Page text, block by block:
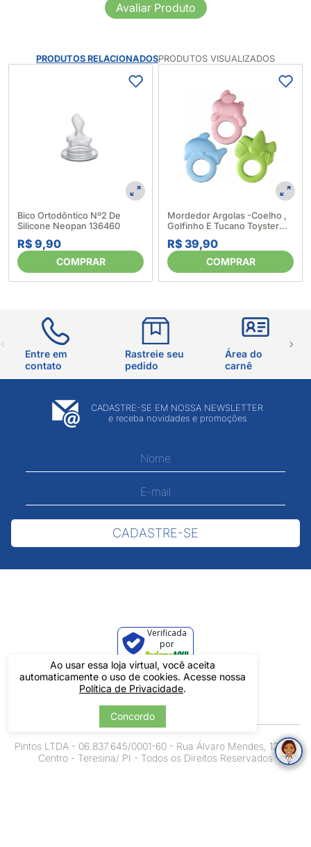
Avaliar Produto
PRODUTOS RELACIONADOSPRODUTOS VISUALIZADOS
Bico Ortodôntico Nº2 De
Silicone Neopan 136460
R$ 9,90
COMPRAR
Mordedor Argolas -Coelho ,
Golfinho E Tucano Toyster
282423
R$ 39,90
COMPRAR
Ao usar essa loja virtual, você aceita
automaticamente o uso de cookies. Acesse nossa
Política de Privacidade.
Concordo
Entre em
contato
Rastreie seu
pedido
Área do
carnê
CADASTRE-SE EM NOSSA NEWSLETTER
e receba novidades e promoções
CADASTRE-SE
Verificada
por
Pintos LTDA - 06.837.645/0001-60 - Rua Álvaro Mendes, 1237 -
Centro - Teresina/ PI - Todos os Direitos Reservados